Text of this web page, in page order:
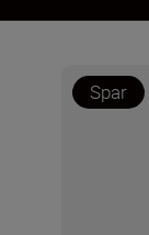
Spar